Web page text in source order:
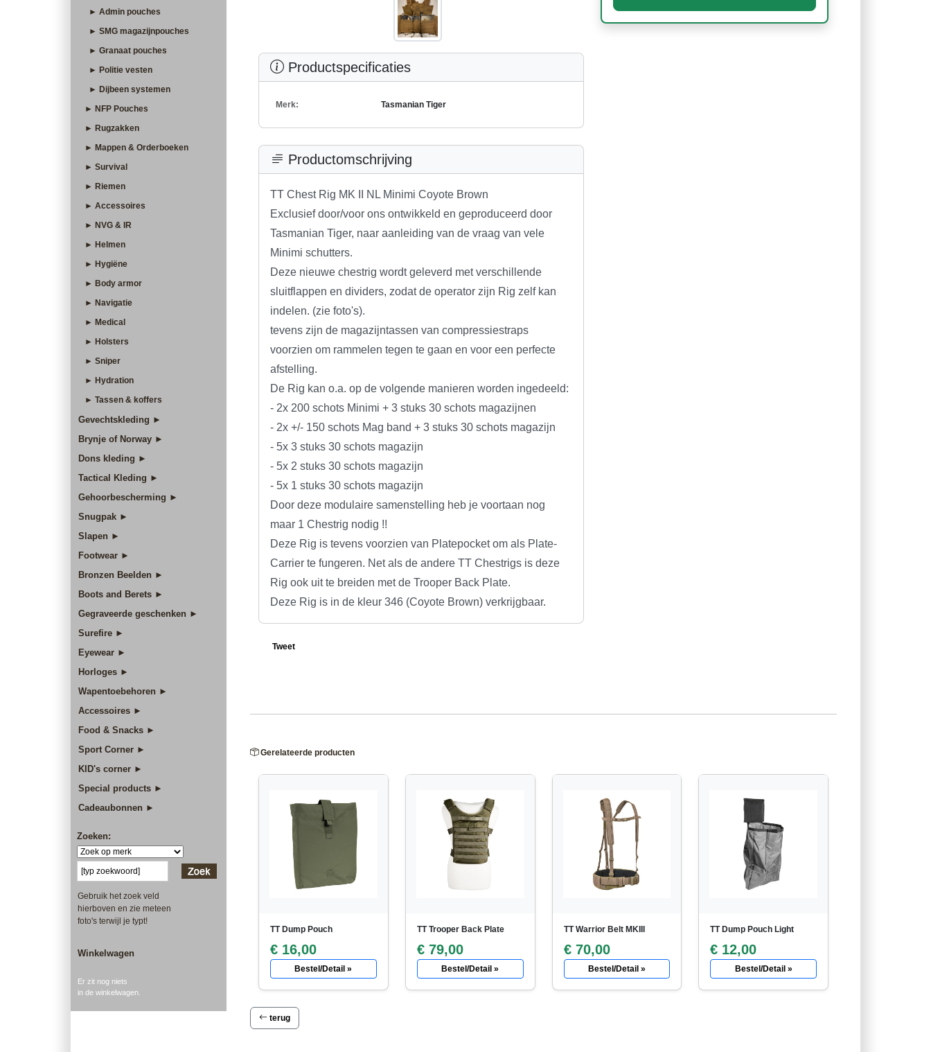
► Admin pouches
► SMG magazijnpouches
► Granaat pouches
► Politie vesten
► Dijbeen systemen
► NFP Pouches
► Rugzakken
► Mappen & Orderboeken
► Survival
► Riemen
► Accessoires
► NVG & IR
► Helmen
► Hygiëne
► Body armor
► Navigatie
► Medical
► Holsters
► Sniper
► Hydration
► Tassen & koffers
Gevechtskleding ►
Brynje of Norway ►
Dons kleding ►
Tactical Kleding ►
Gehoorbescherming ►
Snugpak ►
Slapen ►
Footwear ►
Bronzen Beelden ►
Boots and Berets ►
Gegraveerde geschenken ►
Surefire ►
Eyewear ►
Horloges ►
Wapentoebehoren ►
Accessoires ►
Food & Snacks ►
Sport Corner ►
KID's corner ►
Special products ►
Cadeaubonnen ►
Zoeken:
Gebruik het zoek veld
hierboven en zie meteen
foto's terwijl je typt!
Winkelwagen
Er zit nog niets
in de winkelwagen.
Productspecificaties
Merk: Tasmanian Tiger
Productomschrijving
TT Chest Rig MK II NL Minimi Coyote Brown
Exclusief door/voor ons ontwikkeld en geproduceerd door
Tasmanian Tiger, naar aanleiding van de vraag van vele
Minimi schutters.
Deze nieuwe chestrig wordt geleverd met verschillende
sluitflappen en dividers, zodat de operator zijn Rig zelf kan
indelen. (zie foto's).
tevens zijn de magazijntassen van compressiestraps
voorzien om rammelen tegen te gaan en voor een perfecte
afstelling.
De Rig kan o.a. op de volgende manieren worden ingedeeld:
- 2x 200 schots Minimi + 3 stuks 30 schots magazijnen
- 2x +/- 150 schots Mag band + 3 stuks 30 schots magazijn
- 5x 3 stuks 30 schots magazijn
- 5x 2 stuks 30 schots magazijn
- 5x 1 stuks 30 schots magazijn
Door deze modulaire samenstelling heb je voortaan nog
maar 1 Chestrig nodig !!
Deze Rig is tevens voorzien van Platepocket om als Plate-
Carrier te fungeren. Net als de andere TT Chestrigs is deze
Rig ook uit te breiden met de Trooper Back Plate.
Deze Rig is in de kleur 346 (Coyote Brown) verkrijgbaar.
Tweet
Gerelateerde producten
TT Dump Pouch
€ 16,00
Bestel/Detail »
TT Trooper Back Plate
€ 79,00
Bestel/Detail »
TT Warrior Belt MKIII
€ 70,00
Bestel/Detail »
TT Dump Pouch Light
€ 12,00
Bestel/Detail »
terug